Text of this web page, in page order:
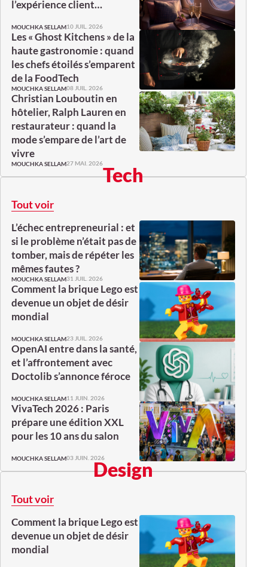
l’expérience client…
MOUCHKA SELLAM10 JUIL. 2026
Les « Ghost Kitchens » de la
haute gastronomie : quand
les chefs étoilés s’emparent
de la FoodTech
MOUCHKA SELLAM08 JUIL. 2026
Christian Louboutin en
hôtelier, Ralph Lauren en
restaurateur : quand la
mode s’empare de l’art de
vivre
MOUCHKA SELLAM27 MAI. 2026Tech
Tout voir
L’échec entrepreneurial : et
si le problème n’était pas de
tomber, mais de répéter les
mêmes fautes ?
MOUCHKA SELLAM31 JUIL. 2026
Comment la brique Lego est
devenue un objet de désir
mondial
MOUCHKA SELLAM23 JUIL. 2026
OpenAI entre dans la santé,
et l’affrontement avec
Doctolib s’annonce féroce
MOUCHKA SELLAM11 JUIN. 2026
VivaTech 2026 : Paris
prépare une édition XXL
pour les 10 ans du salon
MOUCHKA SELLAM03 JUIN. 2026Design
Tout voir
Comment la brique Lego est
devenue un objet de désir
mondial